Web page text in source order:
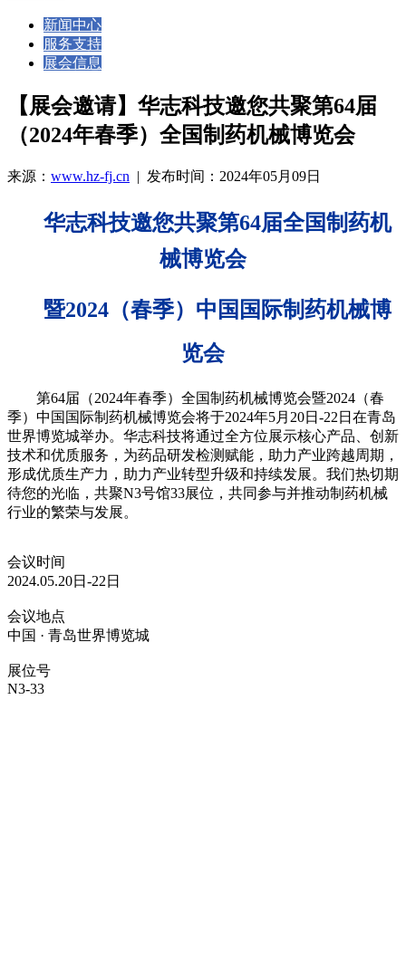
新闻中心
服务支持
展会信息
【展会邀请】华志科技邀您共聚第64届
（2024年春季）全国制药机械博览会
来源： www.hz-fj.cn | 发布时间：2024年05月09日
华志科技邀您共聚第64届全国制药机
械博览会
暨2024（春季）中国国际制药机械博
览会
第64届（2024年春季）全国制药机械博览会暨2024（春
季）中国国际制药机械博览会将于2024年5月20日-22日在青岛
世界博览城举办。华志科技将通过全方位展示核心产品、创新
技术和优质服务，为药品研发检测赋能，助力产业跨越周期，
形成优质生产力，助力产业转型升级和持续发展。我们热切期
待您的光临，共聚N3号馆33展位，共同参与并推动制药机械
行业的繁荣与发展。
会议时间
2024.05.20日-22日
会议地点
中国 · 青岛世界博览城
展位号
N3-33